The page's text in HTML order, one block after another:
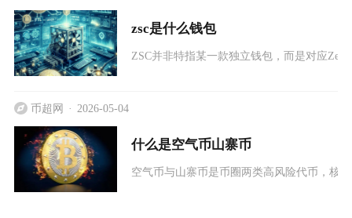
zsc是什么钱包
ZSC并非特指某一款独立钱包，而是对应
币超网 2026-05-04
什么是空气币山寨币
空气币与山寨币是币圈两类高风险代币，核